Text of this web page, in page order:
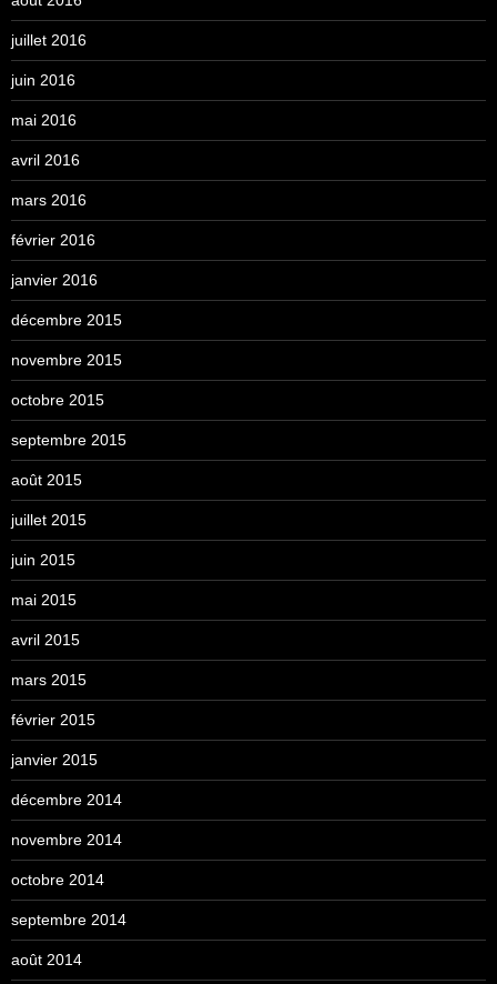
juillet 2016
juin 2016
mai 2016
avril 2016
mars 2016
février 2016
janvier 2016
décembre 2015
novembre 2015
octobre 2015
septembre 2015
août 2015
juillet 2015
juin 2015
mai 2015
avril 2015
mars 2015
février 2015
janvier 2015
décembre 2014
novembre 2014
octobre 2014
septembre 2014
août 2014